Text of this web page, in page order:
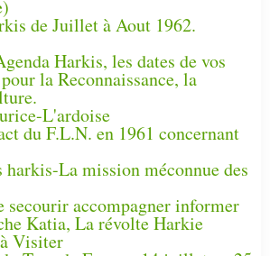
de Juillet à Aout 1962.
Harkis, les dates de vos
la Reconnaissance, la
L'ardoise
du F.L.N. en 1961 concernant
harkis-La mission méconnue des
secourir accompagner informer
Katia, La révolte Harkie
Visiter